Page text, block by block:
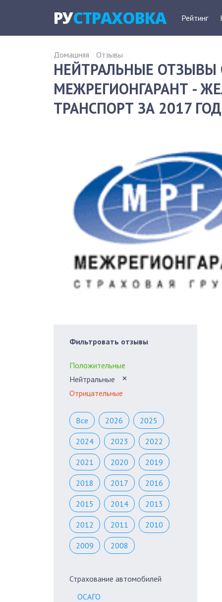
РУСТРАХОВКА Рейтинг
Домашняя Отзывы
НЕЙТРАЛЬНЫЕ
МЕЖРЕГИОНГАРАНТ -
ТРАНСПОРТ ЗА 2017 ГОД
Фильтровать отзывы
Положительные
Нейтральные
✕
Отрицательные
Все 2026 2025
2024 2023 2022
2021 2020 2019
2018 2017 2016
2015 2014 2013
2012 2011 2010
2009 2008
Страхование автомобилей
ОСАГО